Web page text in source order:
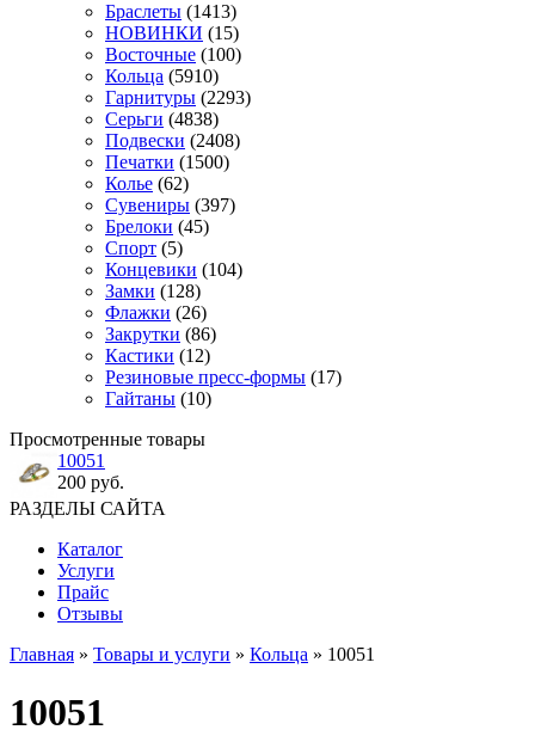
Браслеты (1413)
НОВИНКИ (15)
Восточные (100)
Кольца (5910)
Гарнитуры (2293)
Серьги (4838)
Подвески (2408)
Печатки (1500)
Колье (62)
Сувениры (397)
Брелоки (45)
Спорт (5)
Концевики (104)
Замки (128)
Флажки (26)
Закрутки (86)
Кастики (12)
Резиновые пресс-формы (17)
Гайтаны (10)
Просмотренные товары
10051
200 руб.
РАЗДЕЛЫ САЙТА
Каталог
Услуги
Прайс
Отзывы
Главная » Товары и услуги » Кольца » 10051
10051